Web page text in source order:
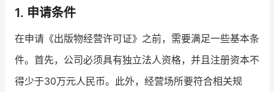
增长俱乐部
增长俱乐部 有赞商盟
1. 申请条件
在申请《出版物经营许可证》之前，需要满足一些基本条
件。首先，公司必须具有独立法人资格，并且注册资本不
得少于30万元人民币。此外，经营场所要符合相关规